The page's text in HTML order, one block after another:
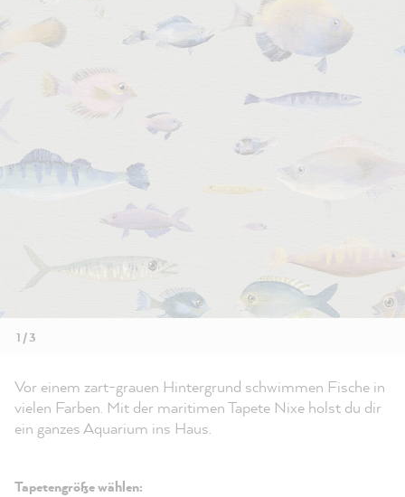
1 / 3
Vor einem zart-grauen Hintergrund schwimmen Fische in
vielen Farben. Mit der maritimen Tapete Nixe holst du dir
ein ganzes Aquarium ins Haus.
Tapetengröße wählen: